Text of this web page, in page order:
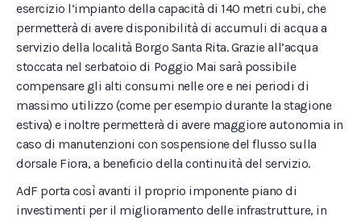
esercizio l’impianto della capacità di 140 metri cubi, che
permetterà di avere disponibilità di accumuli di acqua a
servizio della località Borgo Santa Rita. Grazie all’acqua
stoccata nel serbatoio di Poggio Mai sarà possibile
compensare gli alti consumi nelle ore e nei periodi di
massimo utilizzo (come per esempio durante la stagione
estiva) e inoltre permetterà di avere maggiore autonomia in
caso di manutenzioni con sospensione del flusso sulla
dorsale Fiora, a beneficio della continuità del servizio.
AdF porta così avanti il proprio imponente piano di
investimenti per il miglioramento delle infrastrutture, in